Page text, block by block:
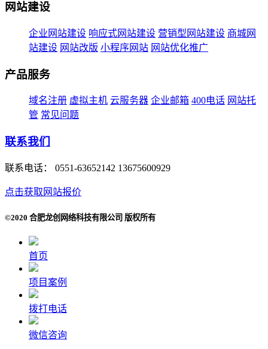
网站建设
企业网站建设 响应式网站建设 营销型网站建设 商城网
站建设 网站改版 小程序网站 网站优化推广
产品服务
域名注册 虚拟主机 云服务器 企业邮箱 400电话 网站托
管 常见问题
联系我们
联系电话： 0551-63652142 13675600929
点击获取网站报价
©2020 合肥龙创网络科技有限公司 版权所有
首页
项目案例
拨打电话
微信咨询